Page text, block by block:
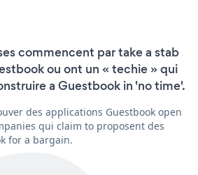
commencent par take a stab
ou ont un « techie » qui
a Guestbook in 'no time'.
des applications Guestbook open
qui claim to proposent des
for a bargain.